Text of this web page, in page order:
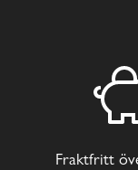
Fraktfritt